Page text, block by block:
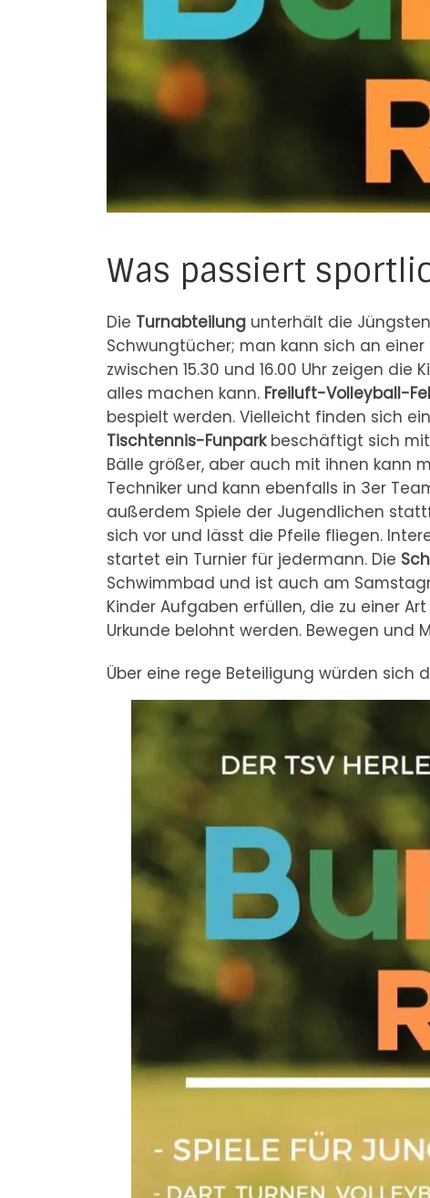
Was passiert
Die Turnabteilung unterhält die
Schwungtücher; man kann sich an
zwischen 15.30 und 16.00 Uhr zeigen die
alles machen kann. Freiluft-Volleyball-
bespielt werden. Vielleicht finden sich
Tischtennis-Funparkbeschäftigt sich mit
Bälle größer, aber auch mit ihnen kann
Techniker und kann ebenfalls in 3er
außerdem Spiele der Jugendlichen
sich vor und lässt die Pfeile fliegen.
startet ein Turnier für jedermann. Die
Schwimmbad und ist auch am
Kinder Aufgaben erfüllen, die zu einer Art
Urkunde belohnt werden. Bewegen und
Über eine rege Beteiligung würden sich